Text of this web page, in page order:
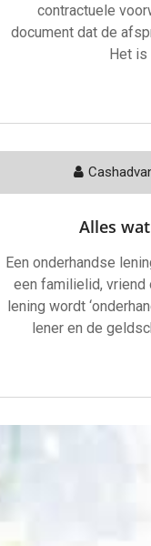
contractuele
document dat de
Het is
Alles
Een onderhandse
een familielid, vriend
lening wordt
lener en de